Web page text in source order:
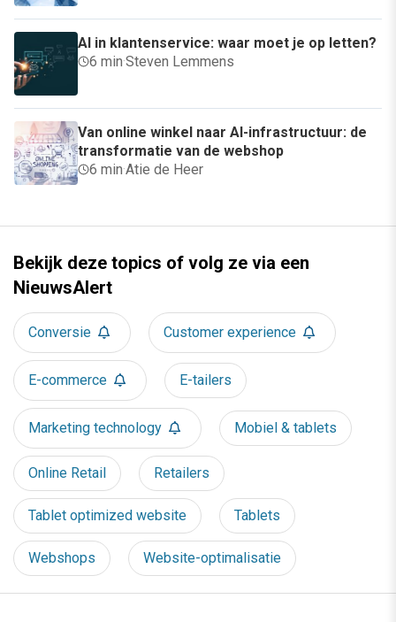
AI in klantenservice: waar moet je op letten?
6 min·Steven Lemmens
Van online winkel naar AI-infrastructuur: de
transformatie van de webshop
6 min·Atie de Heer
Bekijk deze topics of volg ze via een
NieuwsAlert
Conversie Customer experience
E-commerce E-tailers
Marketing technology Mobiel & tablets
Online Retail Retailers
Tablet optimized website Tablets
Webshops Website-optimalisatie